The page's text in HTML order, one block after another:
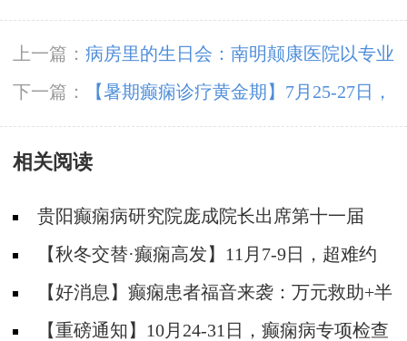
上一篇： 病房里的生日会：南明颠康医院以专业
与温情守护花季癫痫少女康复希望
下一篇：
【暑期癫痫诊疗黄金期】7月25-27日，
北京朝阳医院周立春博士贵阳亲诊，专家号有
限，速约!
相关阅读
贵阳癫痫病研究院庞成院长出席第十一届
CAAE国际癫痫论坛暨协会成立20周年庆典
【秋冬交替·癫痫高发】11月7-9日，超难约
的北京三甲名医，携手贵州专家团共抗癫痫，速
约！
【好消息】癫痫患者福音来袭：万元救助+半
价专项检查+京黔专家免费亲诊，符合条件者速
【重磅通知】10月24-31日，癫痫病专项检查